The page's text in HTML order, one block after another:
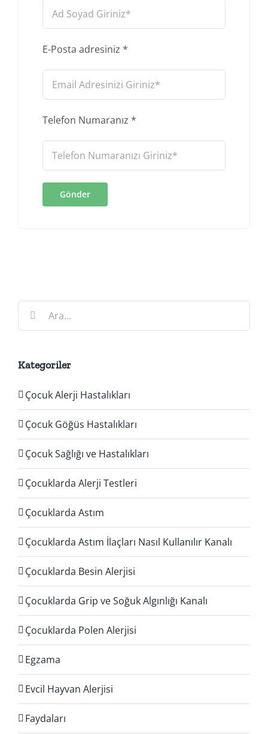
E-Posta adresiniz *
Telefon Numaranız *
Ara:
Kategoriler
Çocuk Alerji Hastalıkları
Çocuk Göğüs Hastalıkları
Çocuk Sağlığı ve Hastalıkları
Çocuklarda Alerji Testleri
Çocuklarda Astım
Çocuklarda Astım İlaçları Nasıl Kullanılır Kanalı
Çocuklarda Besin Alerjisi
Çocuklarda Grip ve Soğuk Algınlığı Kanalı
Çocuklarda Polen Alerjisi
Egzama
Evcil Hayvan Alerjisi
Faydaları